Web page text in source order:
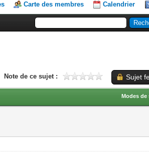
Carte des membres Calendrier
Sujet
Note de ce sujet :
Modes de